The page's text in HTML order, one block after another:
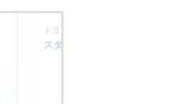
トヨタ
スターレット